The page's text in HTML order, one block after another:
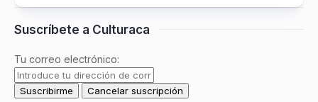
Suscríbete a Culturaca
Tu correo electrónico: